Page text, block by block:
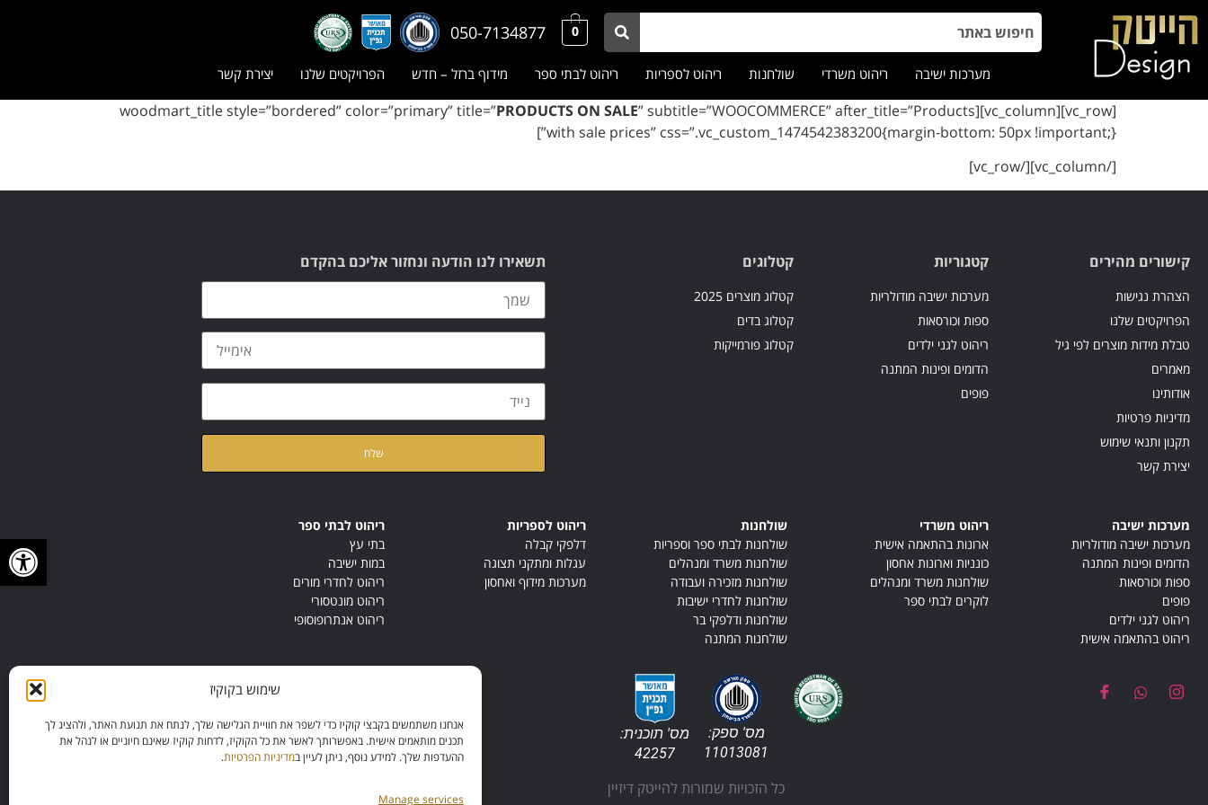
פתח
שימוש בקוקיז
אנחנו משתמשים בקבצי קוקיז כדי לשפר את חוויית הגלישה שלך, לנתח את תנועת האתר, ולהציג לך
תכנים מותאמים אישית. באפשרותך לאשר את כל הקוקיז, לדחות קוקיז שאינם חיוניים או לנהל את
ההעדפות שלך. למידע נוסף, ניתן לעיין במדיניות הפרטיות.
Manage services
0
050-7134877
מערכות ישיבה ריהוט משרדי שולחנות ריהוט לספריות ריהוט לבתי ספר מידוף ברזל – חדש הפרויקטים שלנו יצירת קשר
[vc_row][vc_column][woodmart_title style=”bordered” color=”primary” title=”
PRODUCTS ON SALE” subtitle=”WOOCOMMERCE” after_title=”Products
with sale prices” css=”.vc_custom_1474542383200{margin-bottom: 50px !important;}”]
[/vc_column][/vc_row]
קישורים מהירים
הצהרת נגישות
הפרויקטים שלנו
טבלת מידות מוצרים לפי גיל
מאמרים
אודותינו
מדיניות פרטיות
תקנון ותנאי שימוש
יצירת קשר
קטגוריות
מערכות ישיבה מודולריות
ספות וכורסאות
ריהוט לגני ילדים
הדומים ופינות המתנה
פופים
קטלוגים
קטלוג מוצרים 2025
קטלוג בדים
קטלוג פורמייקות
תשאירו לנו הודעה ונחזור אליכם בהקדם
מערכות ישיבה
מערכות ישיבה מודולריות
הדומים ופינות המתנה
ספות וכורסאות
פופים
ריהוט לגני ילדים
ריהוט בהתאמה אישית
ריהוט משרדי
ארונות בהתאמה אישית
כונניות וארונות אחסון
שולחנות משרד ומנהלים
לוקרים לבתי ספר
שולחנות
שולחנות לבתי ספר וספריות
שולחנות משרד ומנהלים
שולחנות מזכירה ועבודה
שולחנות לחדרי ישיבות
שולחנות ודלפקי בר
שולחנות המתנה
ריהוט לספריות
דלפקי קבלה
עגלות ומתקני תצוגה
מערכות מידוף ואחסון
ריהוט לבתי ספר
בתי עץ
במות ישיבה
ריהוט לחדרי מורים
ריהוט מונטסורי
ריהוט אנתרופוסופי
מס' ספק:
11013081
מס' תוכנית:
42257
כל הזכויות שמורות להייטק דיזיין